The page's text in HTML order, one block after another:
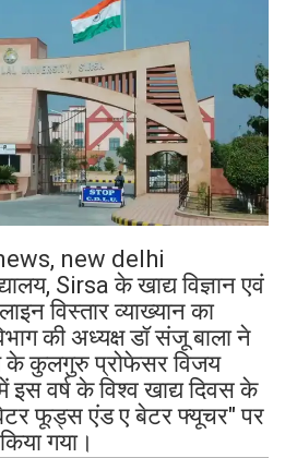
new delhi
Sirsa के खाद्य विज्ञान एवं
विस्तार व्याख्यान का
की अध्यक्ष डॉ संजू बाला ने
के कुलगुरु प्रोफेसर विजय
इस वर्ष के विश्व खाद्य दिवस के
फूड्स एंड ए बेटर फ्यूचर" पर
गया।